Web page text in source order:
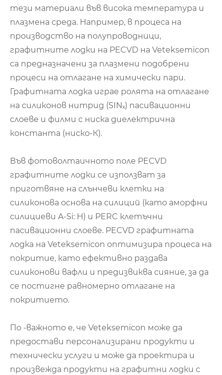
тези материали във висока температура и
плазмена среда. Например, в процеса на
производство на полупроводници,
графитните лодки на PECVD на Veteksemicon
са предназначени за плазмени подобрени
процеси на отлагане на химически пари.
Графитната лодка играе ролята на отлагане
на силиконов нитрид (SINₓ) пасивационни
слоеве и филми с ниска диелектрична
константа (ниско-К).
Във фотоволтаичното поле PECVD
графитните лодки се използват за
приготвяне на слънчеви клетки на
силиконова основа на силиций (като аморфни
силициеви A-Si: H) и PERC клетъчни
пасивационни слоеве. PECVD графитната
лодка на Veteksemicon оптимизира процеса на
покритие, като ефективно раздава
силиконови вафли и предизвиква сияние, за да
се постигне равномерно отлагане на
покритието.
По -важното е, че Veteksemicon може да
предостави персонализирани продукти и
технически услуги и може да проектира и
произвежда продукти на графитни лодки с